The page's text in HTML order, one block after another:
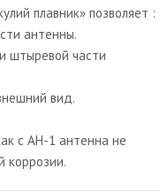
плавник» позволяет :
антенны.
штыревой части
вид.
с АН-1 антенна не
коррозии.